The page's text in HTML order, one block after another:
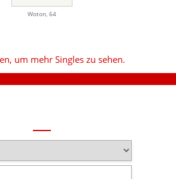
Woton 64
um mehr Singles zu sehen.